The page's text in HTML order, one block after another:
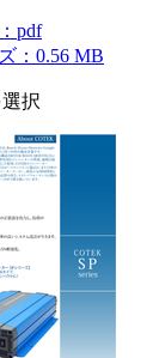
pdf
：0.56 MB
択